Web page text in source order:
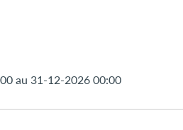
au 31-12-2026 00:00